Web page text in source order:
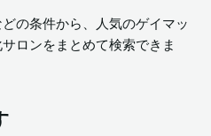
の条件から、人気のゲイマッ
ロンをまとめて検索できま